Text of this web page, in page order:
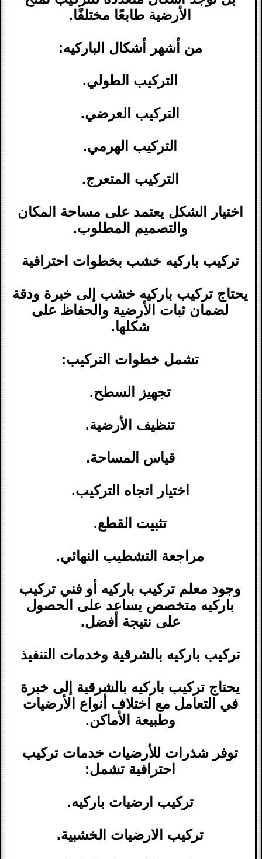
الأرضية طابعًا مختلفًا.
من أشهر أشكال الباركيه:
التركيب الطولي.
التركيب العرضي.
التركيب الهرمي.
التركيب المتعرج.
اختيار الشكل يعتمد على مساحة المكان
والتصميم المطلوب.
تركيب باركيه خشب بخطوات احترافية
يحتاج تركيب باركيه خشب إلى خبرة ودقة
لضمان ثبات الأرضية والحفاظ على
شكلها.
تشمل خطوات التركيب:
تجهيز السطح.
تنظيف الأرضية.
قياس المساحة.
اختيار اتجاه التركيب.
تثبيت القطع.
مراجعة التشطيب النهائي.
وجود معلم تركيب باركيه أو فني تركيب
باركيه متخصص يساعد على الحصول
على نتيجة أفضل.
تركيب باركيه بالشرقية وخدمات التنفيذ
يحتاج تركيب باركيه بالشرقية إلى خبرة
في التعامل مع اختلاف أنواع الأرضيات
وطبيعة الأماكن.
توفر شذرات للأرضيات خدمات تركيب
احترافية تشمل:
تركيب ارضيات باركيه.
تركيب الارضيات الخشبية.